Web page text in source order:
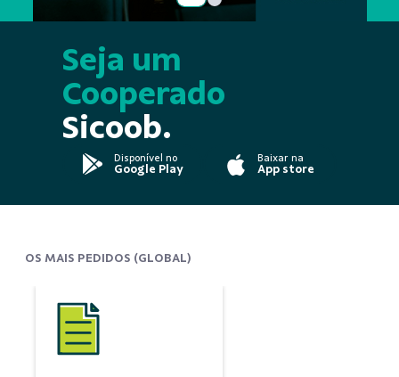
Seja um
Cooperado
Sicoob.
Disponível no
Google Play
Baixar na
App store
OS MAIS PEDIDOS (GLOBAL)